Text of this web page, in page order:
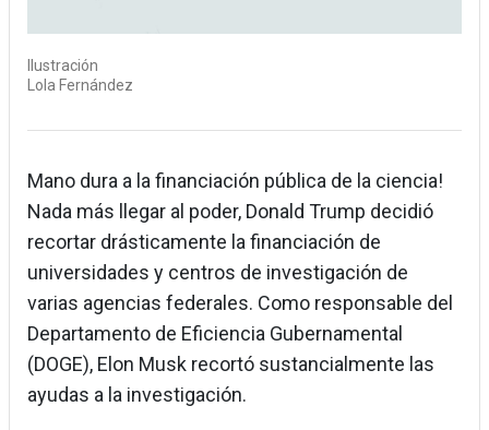
Ilustración
Lola Fernández
Mano dura a la financiación pública de la ciencia!
Nada más llegar al poder, Donald Trump decidió
recortar drásticamente la financiación de
universidades y centros de investigación de
varias agencias federales. Como responsable del
Departamento de Eficiencia Gubernamental
(DOGE), Elon Musk recortó sustancialmente las
ayudas a la investigación.